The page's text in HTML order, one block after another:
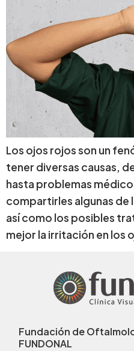
Los ojos rojos son un
tener diversas causas,
hasta problemas
compartirles algunas de
así como los posibles
mejor la irritación en los
Fundación de
FUNDONAL